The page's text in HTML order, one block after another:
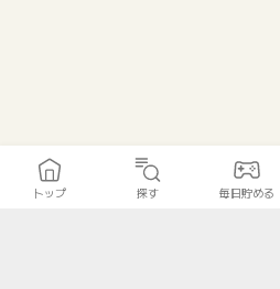
トップ 探す 毎日貯める